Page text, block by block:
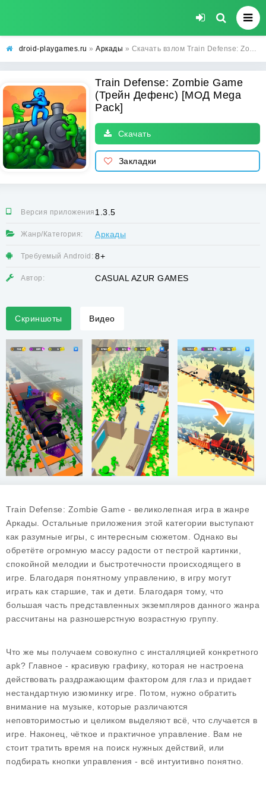
droid-playgames.ru » Аркады » Скачать взлом Train Defense: Zombie Game (Трейн Дефенс) [МОД Mega Pack] - последняя версия apk на Андроид
Train Defense: Zombie Game
(Трейн Дефенс) [МОД Mega
Pack]
Скачать
Закладки
Версия приложения:1.3.5
Жанр/Категория: Аркады
Требуемый Android: 8+
Автор: CASUAL AZUR GAMES
Скриншоты Видео
Train Defense: Zombie Game - великолепная игра в жанре
Аркады. Остальные приложения этой категории выступают
как разумные игры, с интересным сюжетом. Однако вы
обретёте огромную массу радости от пестрой картинки,
спокойной мелодии и быстротечности происходящего в
игре. Благодаря понятному управлению, в игру могут
играть как старшие, так и дети. Благодаря тому, что
большая часть представленных экземпляров данного жанра
рассчитаны на разношерстную возрастную группу.
Что же мы получаем совокупно с инсталляцией конкретного
apk? Главное - красивую графику, которая не настроена
действовать раздражающим фактором для глаз и придает
нестандартную изюминку игре. Потом, нужно обратить
внимание на музыке, которые различаются
неповторимостью и целиком выделяют всё, что случается в
игре. Наконец, чёткое и практичное управление. Вам не
стоит тратить время на поиск нужных действий, или
подбирать кнопки управления - всё интуитивно понятно.